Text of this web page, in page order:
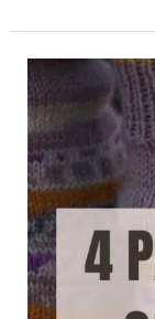
4
patrones
para
tejer
calcetines
con
agujas